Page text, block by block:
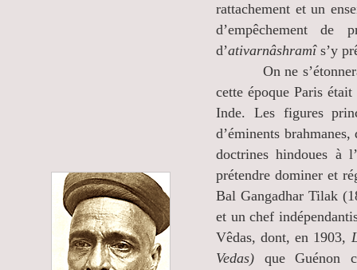
rattachement et un
d’empêchement
d’ativarnâshramîs’y
On ne s’étonnera
cette époque Paris
Inde. Les figures
d’éminents
doctrines hindoues à
prétendre dominer et
Bal Gangadhar Tilak
et un chef
Vêdas, dont, en 1903,
Vedas) que Guénon